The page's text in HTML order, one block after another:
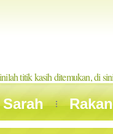
titik kasih ditemukan, di